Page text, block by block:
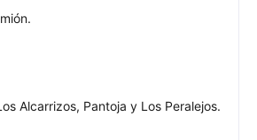
Alcarrizos, Pantoja y Los Peralejos.